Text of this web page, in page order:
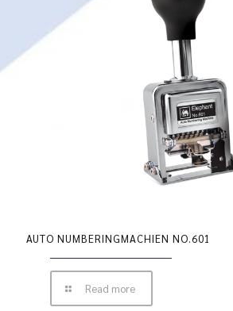
AUTO NUMBERINGMACHIEN NO.601
Read more